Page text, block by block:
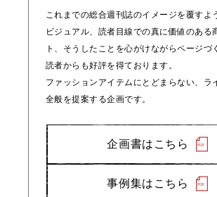
これまでの総合週刊誌のイメージを覆すよ
ビジュアル、読者目線での真に価値のある
ト、そうしたことを心がけながらページづ
読者からも好評を得ております。
ファッションアイテムにとどまらない、ラ
全般を提案する企画です。
企画書はこちら
事例集はこちら